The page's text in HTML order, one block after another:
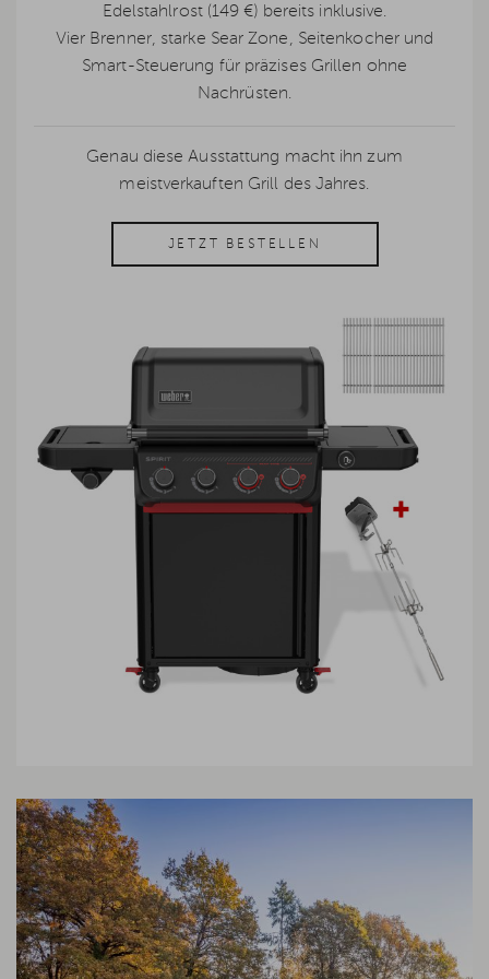
Edelstahlrost (149 €) bereits inklusive.
Vier Brenner, starke Sear Zone, Seitenkocher und
Smart-Steuerung für präzises Grillen ohne
Nachrüsten.
Genau diese Ausstattung macht ihn zum
meistverkauften Grill des Jahres.
JETZT BESTELLEN